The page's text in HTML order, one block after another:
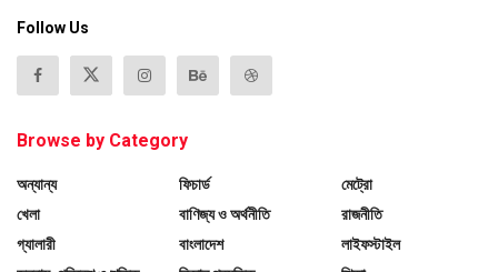
Follow Us
Browse by Category
অন্যান্য
খেলা
গ্যালারী
ফিচার্ড
বাণিজ্য ও অর্থনীতি
বাংলাদেশ
মেট্রো
রাজনীতি
লাইফস্টাইল